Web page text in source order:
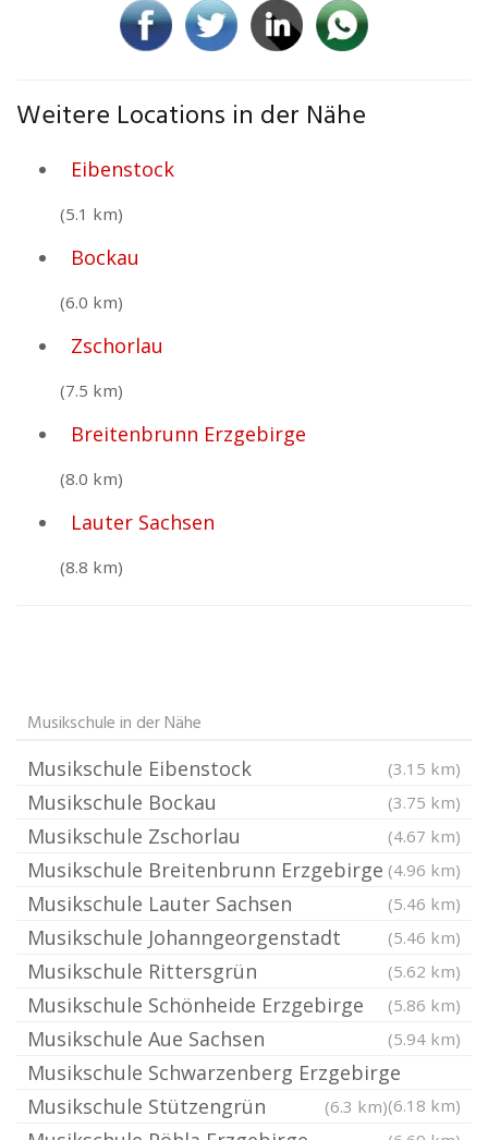
Weitere Locations in der Nähe
Eibenstock
(5.1 km)
Bockau
(6.0 km)
Zschorlau
(7.5 km)
Breitenbrunn Erzgebirge
(8.0 km)
Lauter Sachsen
(8.8 km)
Musikschule in der Nähe
Musikschule Eibenstock (3.15 km)
Musikschule Bockau (3.75 km)
Musikschule Zschorlau (4.67 km)
Musikschule Breitenbrunn Erzgebirge (4.96 km)
Musikschule Lauter Sachsen (5.46 km)
Musikschule Johanngeorgenstadt (5.46 km)
Musikschule Rittersgrün (5.62 km)
Musikschule Schönheide Erzgebirge (5.86 km)
Musikschule Aue Sachsen (5.94 km)
Musikschule Schwarzenberg Erzgebirge
(6.18 km)
Musikschule Stützengrün (6.3 km)